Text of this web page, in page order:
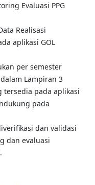
Evaluasi PPG
Realisasi
aplikasi GOL
per semester
Lampiran 3
pada aplikasi
pada
dan validasi
dan evaluasi